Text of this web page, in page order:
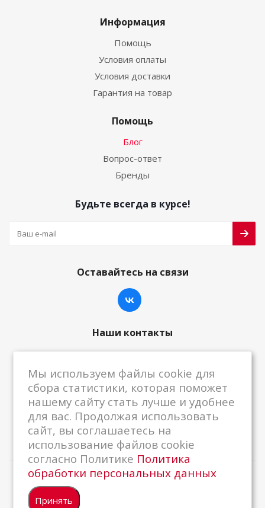
Информация
Помощь
Условия оплаты
Условия доставки
Гарантия на товар
Помощь
Блог
Вопрос-ответ
Бренды
Будьте всегда в курсе!
Оставайтесь на связи
Наши контакты
centrkkm@centrkkm.ru
185005, г. Петрозаводск, ул. Промышленная,
1/26
2026 © Республиканский Центр ККМ
Мы используем файлы cookie для
сбора статистики, которая поможет
нашему сайту стать лучше и удобнее
для вас. Продолжая использовать
сайт, вы соглашаетесь на
использование файлов cookie
согласно Политике Политика
обработки персональных данных
Принять